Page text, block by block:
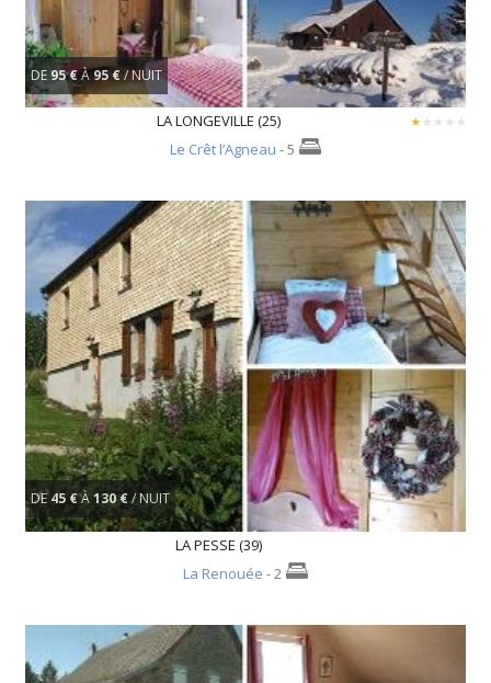
DE95 €À95 €/ NUIT
LA LONGEVILLE (25)
Le Crêt l’Agneau - 5
DE45 €À130 €/ NUIT
LA PESSE (39)
La Renouée - 2